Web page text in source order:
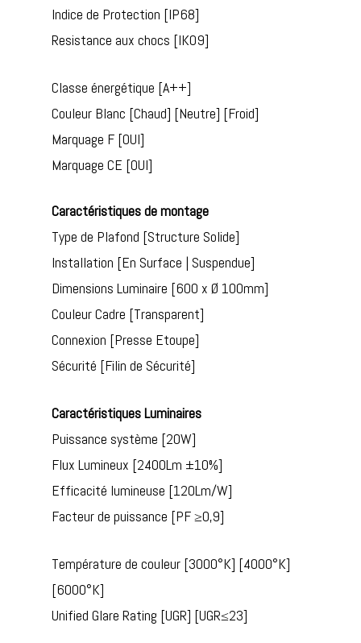
Indice de Protection [IP68]
Resistance aux chocs [IK09]
Classe énergétique [A++]
Couleur Blanc [Chaud] [Neutre] [Froid]
Marquage F [OUI]
Marquage CE [OUI]
Caractéristiques de montage
Type de Plafond [Structure Solide]
Installation [En Surface | Suspendue]
Dimensions Luminaire [600 x Ø 100mm]
Couleur Cadre [Transparent]
Connexion [Presse Etoupe]
Sécurité [Filin de Sécurité]
Caractéristiques Luminaires
Puissance système [20W]
Flux Lumineux [2400Lm ±10%]
Efficacité lumineuse [120Lm/W]
Facteur de puissance [PF ≥0,9]
Température de couleur [3000°K] [4000°K]
[6000°K]
Unified Glare Rating [UGR] [UGR≤23]